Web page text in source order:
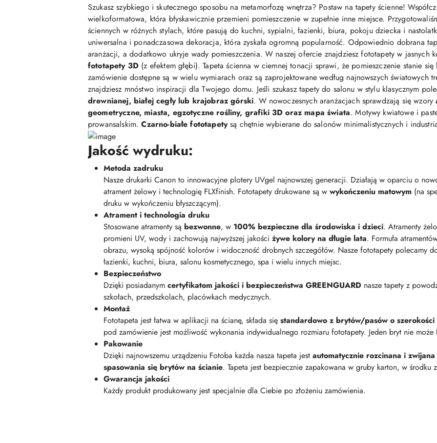
Szukasz szybkiego i skutecznego sposobu na metamorfozę wnętrza? Postaw na tapety ścienne!
wielkoformatowa, która błyskawicznie przemieni pomieszczenie w zupełnie inne miejsce.
ściennych w różnych stylach, które pasują do kuchni, sypialni, łazienki, biura, pokoju dziecka i
uniwersalna i ponadczasowa dekoracja, która zyskała ogromną popularność. Odpowiednio dobrana
aranżacji, a dodatkowo ukryje wady pomieszczenia. W naszej ofercie znajdziesz fototapety w jasnych
fototapety 3D (z efektem głębi). Tapeta ścienna w ciemnej tonacji sprawi, że pomieszczenie stanie
zamówienie dostępne są w wielu wymiarach oraz są zaprojektowane według najnowszych światowych
znajdziesz mnóstwo inspiracji dla Twojego domu. Jeśli szukasz tapety do salonu w stylu klasycznym
drewnianej, białej cegły lub krajobraz górski. W nowoczesnych aranżacjach sprawdzają się wzory
geometryczne, miasta, egzotyczne rośliny, grafiki 3D oraz mapa świata. Motywy kwiatowe i
prowansalskim.Czarno-białe fototapetysą chętnie wybierane do salonów minimalistycznych i
Jakość wydruku:
Metoda zadruku
Nasze drukarki Canon to innowacyjne plotery UVgel najnowszej generacji. Działają w oparciu o
atrament żelowy i technologię FLXfinish. Fototapety drukowane są w wykończeniu matowym (na
druku w wykończeniu błyszczącym).
Atrament i technologia druku
Stosowane atramenty są bezwonne, w 100% bezpieczne dla środowiska i dzieci. Atramenty
promieni UV, wody i zachowują najwyższej jakości żywe kolory na długie lata. Formuła
obrazu, wysoką spójność kolorów i widoczność drobnych szczegółów. Nasze fototapety polecamy
łazienki, kuchni, biura, salonu kosmetycznego, spa i wielu innych miejsc.
Bezpieczeństwo
Dzięki posiadanym certyfikatom jakości i bezpieczeństwa GREENGUARD nasze tapety z
szkołach, przedszkolach, placówkach medycznych.
Montaż
Fototapeta jest łatwa w aplikacji na ścianę, składa się standardowo z brytów/pasów o
pod zamówienie jest możliwość wykonania indywidualnego rozmiaru fototapety. Jeden bryt nie
Pakowanie
Dzięki najnowszemu urządzeniu Fotoba każda nasza tapeta jest automatycznie rozcinana i
spasowania się brytów na ścianie. Tapeta jest bezpiecznie zapakowana w gruby karton, w środku
Gwarancja jakości
Każdy produkt produkowany jest specjalnie dla Ciebie po złożeniu zamówienia.